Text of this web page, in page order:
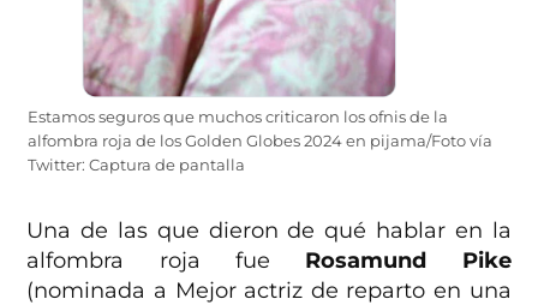
Estamos seguros que muchos criticaron los ofnis de la
alfombra roja de los Golden Globes 2024 en pijama/Foto vía
Twitter: Captura de pantalla
Una de las que dieron de qué hablar en la
alfombra roja fue Rosamund Pike
(nominada a Mejor actriz de reparto en una